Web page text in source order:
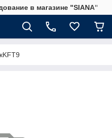
в магазине "SIANA"